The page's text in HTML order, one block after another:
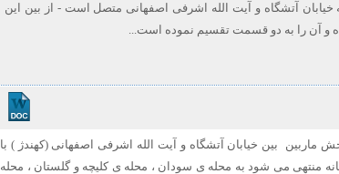
آتشگاه و آیت الله اشرفی اصفهانی متصل است - از بین این
و آن را به دو قسمت تقسیم نموده است...
ماربین بین خیابان آتشگاه و آیت الله اشرفی اصفهانی (کهندژ ) با
چهارگانه منتهی می شود به محله ی سودان ، محله ی کلیچه و گلستان ، محله